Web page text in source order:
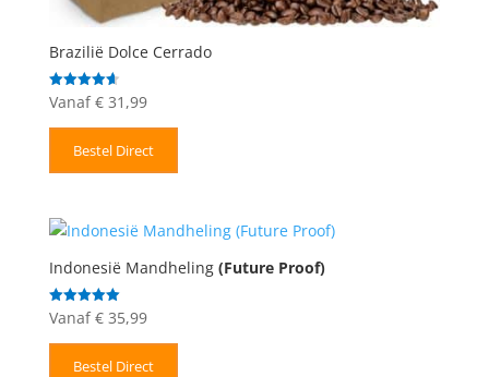
Brazilië Dolce Cerrado
Gewaardeerd
4.67
Vanaf €31,99
Bestel Direct
Indonesië Mandheling (Future Proof)
Gewaardeerd
5.00
Vanaf €35,99
Bestel Direct